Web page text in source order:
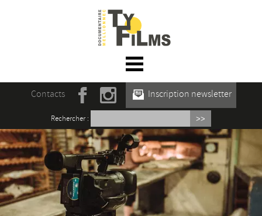
☰ Menu
Accueil
Actualités
L’association
Rencontres du film documentaire de
Mellionnec
Projections
Contacts Inscription newsletter
Rechercher :